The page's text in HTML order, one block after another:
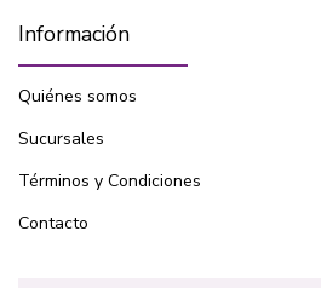
Información
Quiénes somos
Sucursales
Términos y Condiciones
Contacto